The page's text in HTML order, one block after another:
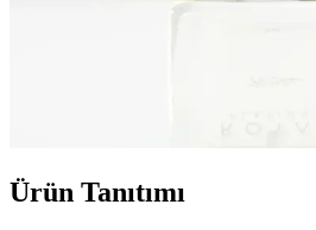
Ürün Tanıtımı